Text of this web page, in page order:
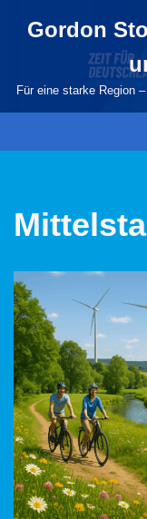
springen
Gordon
Für eine starke Region